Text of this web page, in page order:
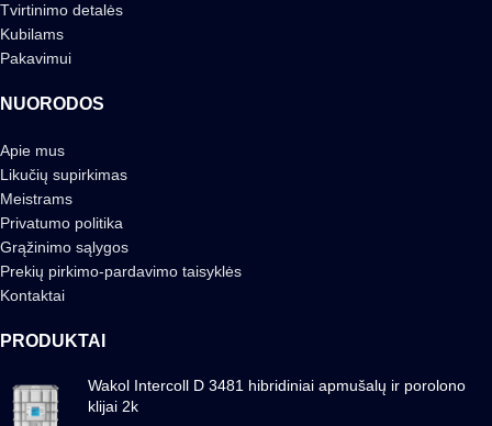
Tvirtinimo detalės
Kubilams
Pakavimui
NUORODOS
Apie mus
Likučių supirkimas
Meistrams
Privatumo politika
Grąžinimo sąlygos
Prekių pirkimo-pardavimo taisyklės
Kontaktai
PRODUKTAI
Wakol Intercoll D 3481 hibridiniai apmušalų ir porolono
klijai 2k